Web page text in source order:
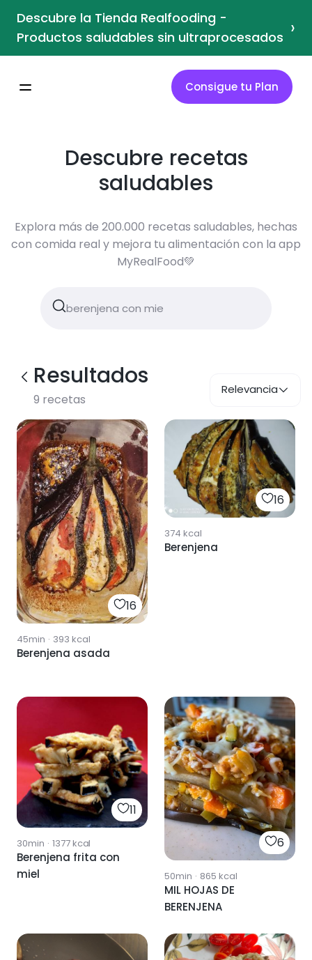
Descubre la Tienda Realfooding -
Productos saludables sin ultraprocesados ›
Consigue tu Plan
Descubre recetas
saludables
Explora más de 200.000 recetas saludables, hechas
con comida real y mejora tu alimentación con la app
MyRealFood💚
Resultados
9 recetas
Relevancia
16
45min · 393 kcal
Berenjena asada
16
374 kcal
Berenjena
11
30min · 1377kcal
Berenjena frita con
miel
6
50min · 865 kcal
MIL HOJAS DE
BERENJENA